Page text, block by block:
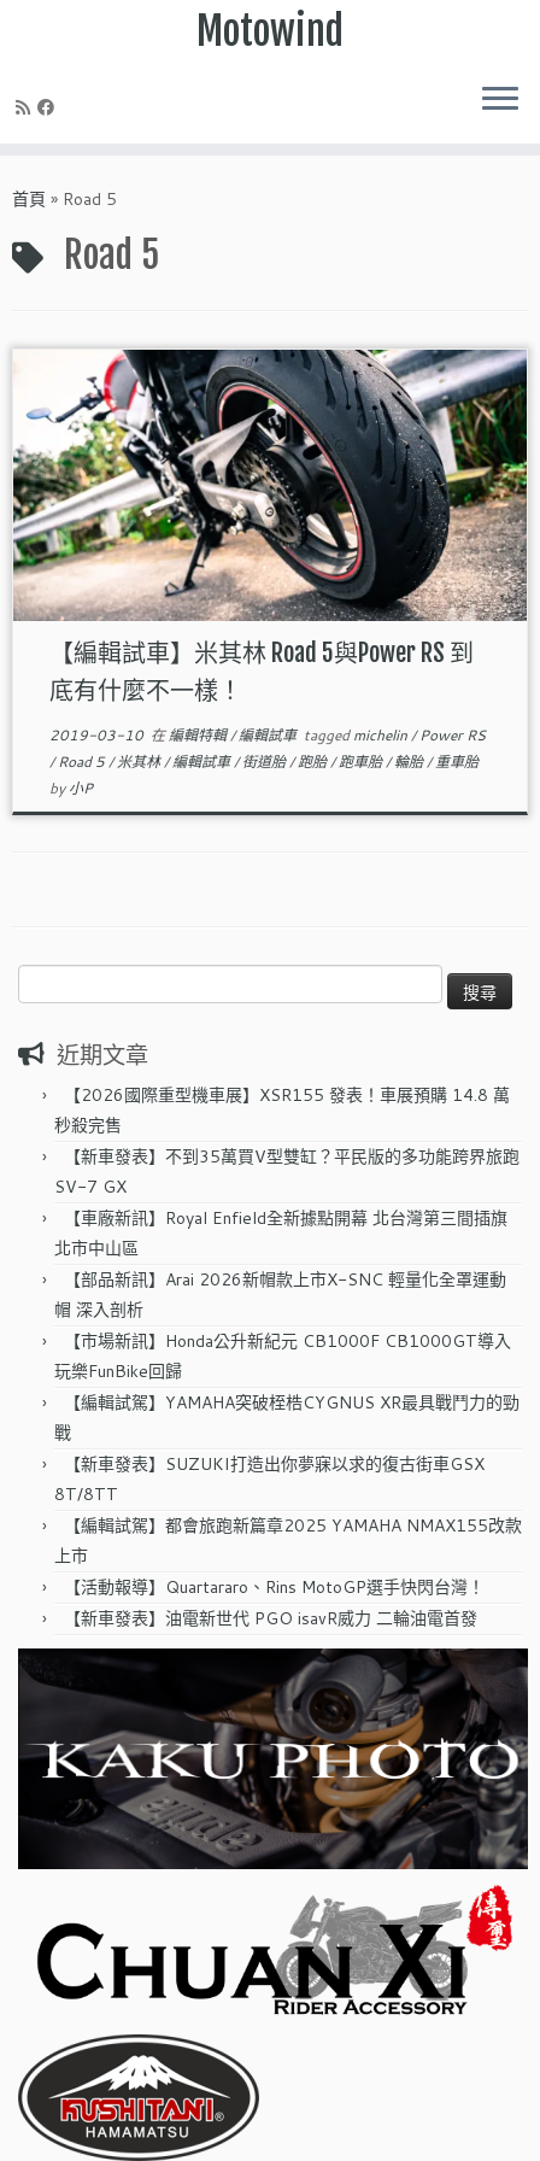
to
Motowind
首頁 » Road 5
Road 5
【編輯試車】米其林 Road 5與Power RS 到
底有什麼不一樣！
2019-03-10在編輯特輯/編輯試車 taggedmichelin/Power RS
/Road 5/米其林/編輯試車/街道胎/跑胎/跑車胎/輪胎/重車胎
by小P
尋
鍵
近期文章
【2026國際重型機車展】XSR155 發表！車展預購 14.8 萬
秒殺完售
【新車發表】不到35萬買V型雙缸？平民版的多功能跨界旅跑
SV-7 GX
【車廠新訊】Royal Enfield全新據點開幕 北台灣第三間插旗
北市中山區
【部品新訊】Arai 2026新帽款上市X-SNC 輕量化全罩運動
帽 深入剖析
【市場新訊】Honda公升新紀元 CB1000F CB1000GT導入
玩樂FunBike回歸
【編輯試駕】YAMAHA突破桎梏CYGNUS XR最具戰鬥力的勁
戰
【新車發表】SUZUKI打造出你夢寐以求的復古街車GSX
8T/8TT
【編輯試駕】都會旅跑新篇章2025 YAMAHA NMAX155改款
上市
【活動報導】Quartararo、Rins MotoGP選手快閃台灣！
【新車發表】油電新世代 PGO isavR威力 二輪油電首發